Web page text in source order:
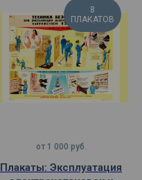
8
ПЛАКАТОВ
от 1 000 руб.
Плакаты: Эксплуатация